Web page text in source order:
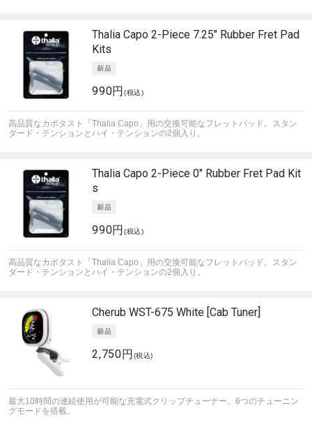
Thalia Capo 2-Piece 7.25" Rubber Fret Pad
Kits
990円(税込)
高品質なカポタスト「Thalia Capo」用の交換可能なフレットパッド。スタン
ダード・テンションとハイ・テンションの2個入り。
Thalia Capo 2-Piece 0" Rubber Fret Pad Kit
s
990円(税込)
高品質なカポタスト「Thalia Capo」用の交換可能なフレットパッド。スタン
ダード・テンションとハイ・テンションの2個入り。
Cherub WST-675 White [Cab Tuner]
2,750円 (税込)
最大10時間の連続使用が可能な充電式クリップチューナー。6つのチューニン
グモードを搭載。